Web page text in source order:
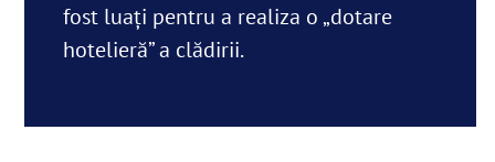
fost luați pentru a realiza o „dotare
hotelieră” a clădirii.